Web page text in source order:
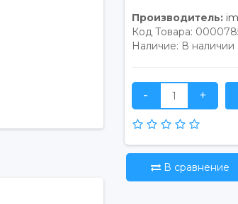
Производитель:
Код Товара:
Наличие: В наличии
- +
В сравнение